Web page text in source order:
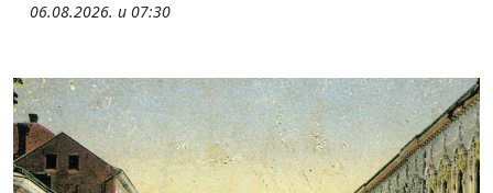
06.08.2026. u 07:30